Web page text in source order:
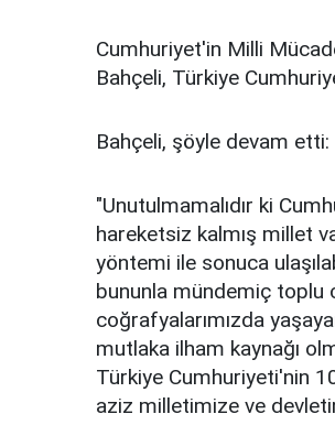
Cumhuriyet'in Milli
Bahçeli, Türkiye
Bahçeli, şöyle devam etti:
"Unutulmamalıdır ki
hareketsiz kalmış millet
yöntemi ile sonuca
bununla mündemiç toplu
coğrafyalarımızda
mutlaka ilham kaynağı
Türkiye Cumhuriyeti'nin
aziz milletimize ve